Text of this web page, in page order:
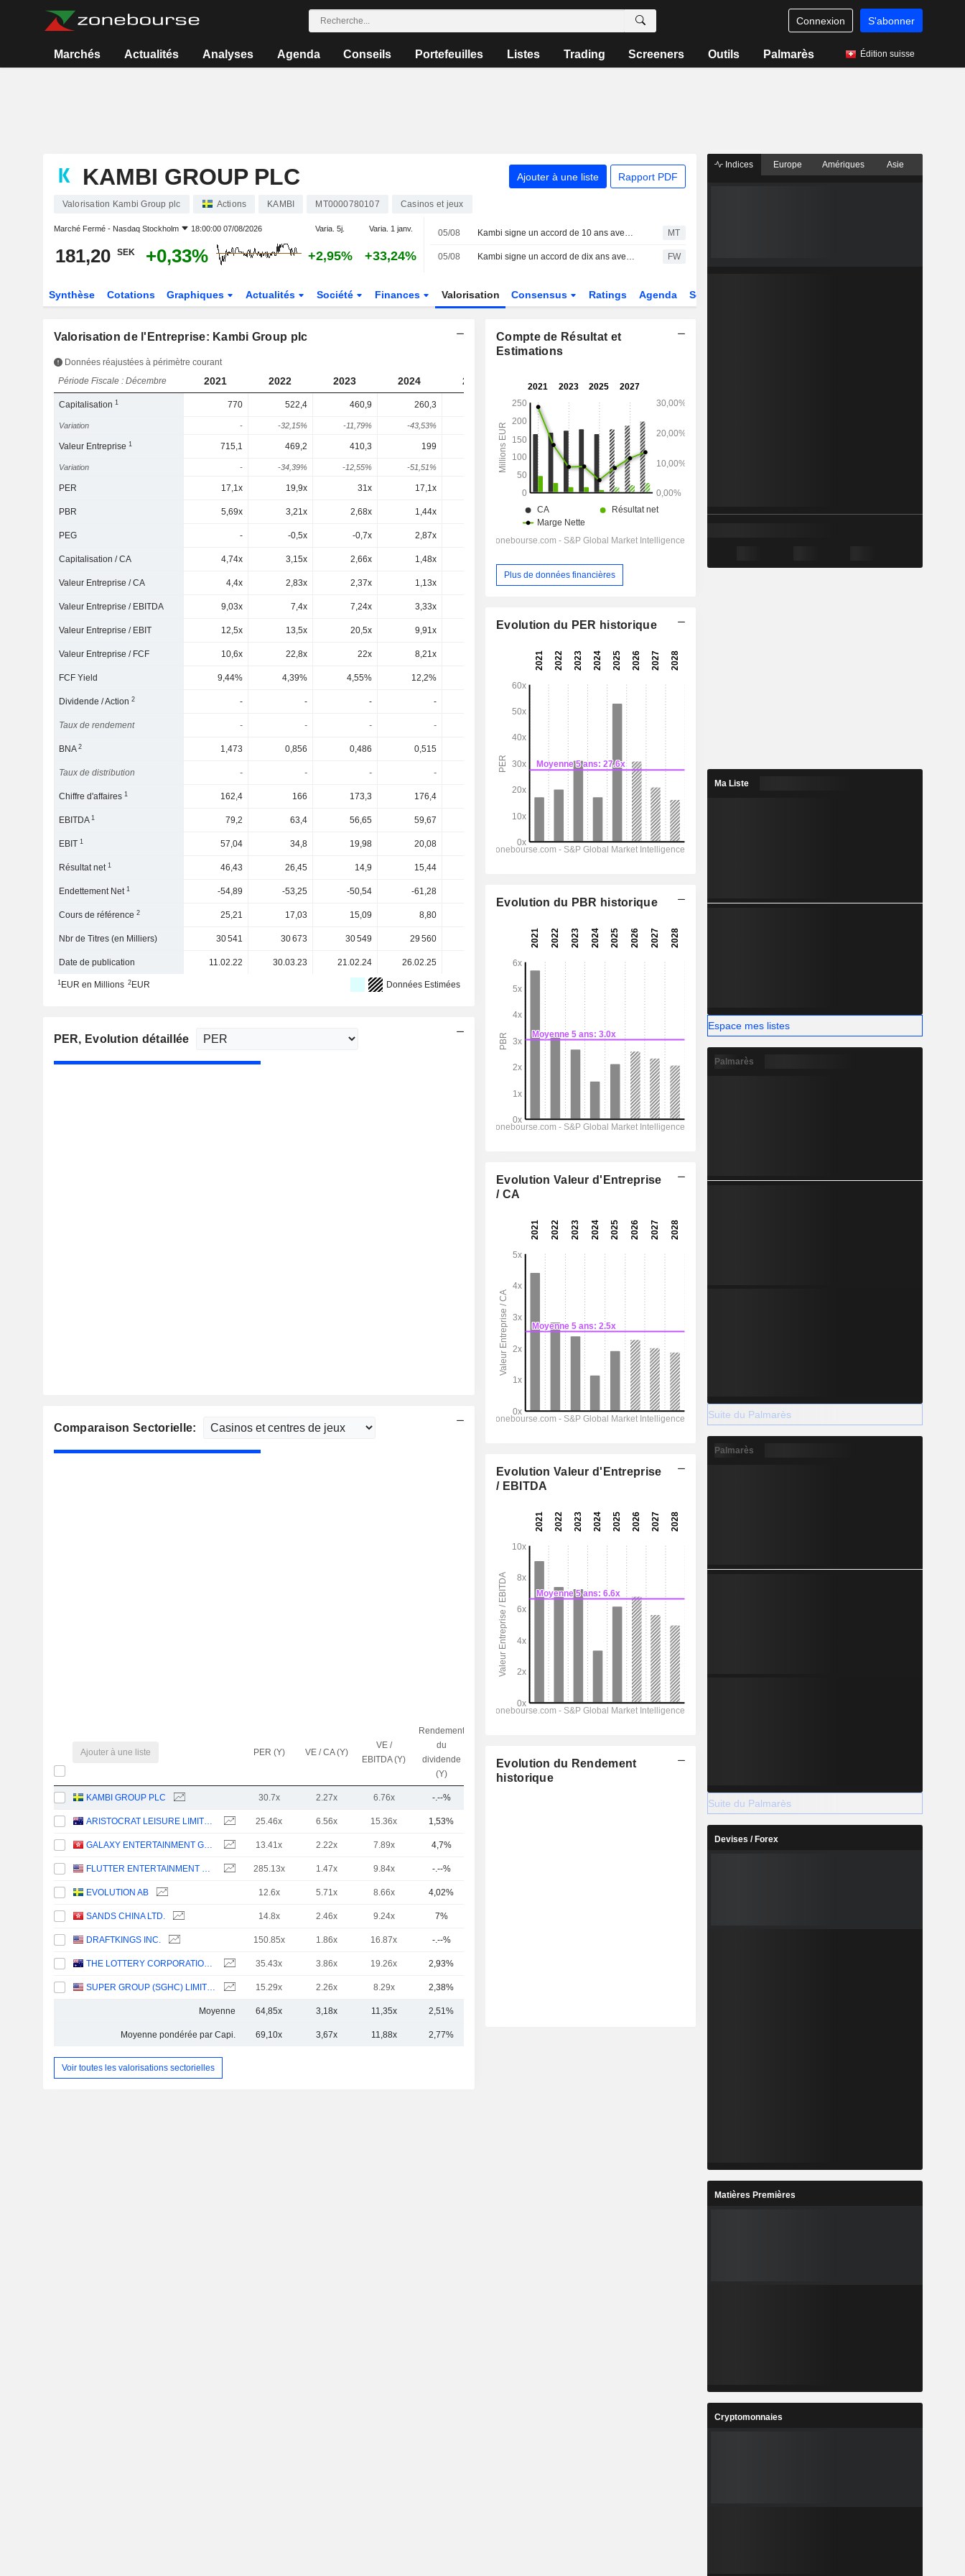
Connexion S'abonner
Marchés Actualités Analyses Agenda Conseils Portefeuilles Listes Trading Screeners Outils Palmarès Édition suisse
KAMBI GROUP PLC Ajouter à une liste Rapport PDF
Valorisation Kambi Group plc Actions KAMBI MT0000780107 Casinos et jeux
Marché Fermé - Nasdaq Stockholm 18:00:00 07/08/2026 Varia. 5j. Varia. 1 janv.
181,20 SEK +0,33% +2,95% +33,24%
05/08 Kambi signe un accord de 10 ans avec Station Casinos sur les technologies de paris sportifs MT
05/08 Kambi signe un accord de dix ans avec Station Casinos dans le Nevada FW
Synthèse Cotations Graphiques Actualités Société Finances Valorisation Consensus Ratings Agenda Secteur
Valorisation de l'Entreprise: Kambi Group plc
Données réajustées à périmètre courant
Période Fiscale : Décembre
2021 2022 2023 2024 2025 2026 2027
Capitalisation1 770 522,4 460,9 260,3 -
Variation - -32,15% -11,79% -43,53% 31,35% 27,68% -
Valeur Entreprise1 715,1 469,2 410,3 199 309 400,6 372,4
Variation - -34,39% -12,55% -51,51% 55,27% 29,67% -7,05% -1,68%
PER 17,1x 19,9x 31x 17,1x 20,7x
PBR 5,69x 3,21x 2,68x 1,44x 2,59x 2,32x
PEG - -0,5x -0,7x 2,87x 0x 0,4x
Capitalisation / CA 4,74x 3,15x 2,66x 1,48x
Valeur Entreprise / CA 4,4x 2,83x 2,37x 1,13x 1,91x 2,27x 2x
Valeur Entreprise / EBITDA 9,03x 7,4x 7,24x 3,33x
Valeur Entreprise / EBIT 12,5x 13,5x 20,5x 9,91x 38x 20,6x 14x
Valeur Entreprise / FCF 10,6x 22,8x 22x 8,21x 16x 14,1x 11,7x
FCF Yield 9,44% 4,39% 4,55% 12,2%
Dividende / Action2 - - - -
Taux de rendement - - - -
BNA2 1,473 0,856 0,486 0,515 0,5387 0,8002
Taux de distribution - - - - - - -
Chiffre d'affaires1 162,4 166 173,3 176,4 176,5 186,1
EBITDA1 79,2 63,4 56,65 59,67 59,31 66,75 74,1
EBIT1 57,04 34,8 19,98 20,08 19,47 26,54 32,73
Résultat net1 46,43 26,45 14,9 15,44
Endettement Net1 -54,89 -53,25 -50,54 -61,28
Cours de référence2 25,21 17,03 15,09 8,80
Nbr de Titres (en Milliers) 30 541 30 673 30 549 29 560 26 391
Date de publication 11.02.22 30.03.23 21.02.24 26.02.25 -
1EUR en Millions 2EUR Données Estimées
PER, Evolution détaillée
Comparaison Sectorielle:
Ajouter à une liste PER (Y) VE / CA (Y)
VE /
EBITDA (Y)
Rendement
du
dividende
(Y)
KAMBI GROUP PLC 30.7x 2.27x 6.76x -.--%
ARISTOCRAT LEISURE LIMITED 25.46x 6.56x 15.36x 1,53%
GALAXY ENTERTAINMENT GROUP LIMITED 13.41x 2.22x 7.89x 4,7%
FLUTTER ENTERTAINMENT PLC 285.13x 1.47x 9.84x -.--%
EVOLUTION AB 12.6x 5.71x 8.66x 4,02%
SANDS CHINA LTD. 14.8x 2.46x 9.24x 7%
DRAFTKINGS INC. 150.85x 1.86x 16.87x -.--%
THE LOTTERY CORPORATION LIMITED 35.43x 3.86x 19.26x 2,93%
SUPER GROUP (SGHC) LIMITED 15.29x 2.26x 8.29x 2,38%
Moyenne 64,85x 3,18x 11,35x 2,51%
Moyenne pondérée par Capi. 69,10x 3,67x 11,88x 2,77%
Voir toutes les valorisations sectorielles
Compte de Résultat et
Estimations
Plus de données financières
Evolution du PER historique
Evolution du PBR historique
Evolution Valeur d'Entreprise
/ CA
Evolution Valeur d'Entreprise
/ EBITDA
Evolution du Rendement
historique
Indices Europe Amériques Asie
Ma Liste
Espace mes listes
Palmarès
Suite du Palmarès
Palmarès
Suite du Palmarès
Devises / Forex
Matières Premières
Cryptomonnaies